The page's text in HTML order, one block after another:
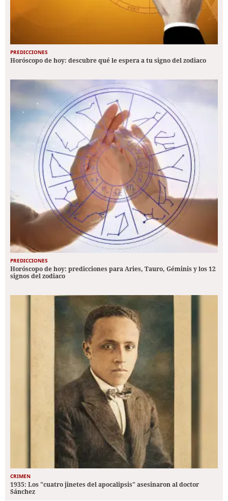
PREDICCIONES
Horóscopo de hoy: descubre qué le espera a tu signo del zodiaco
PREDICCIONES
Horóscopo de hoy: predicciones para Aries, Tauro, Géminis y los 12
signos del zodiaco
CRIMEN
1935: Los "cuatro jinetes del apocalipsis" asesinaron al doctor
Sánchez